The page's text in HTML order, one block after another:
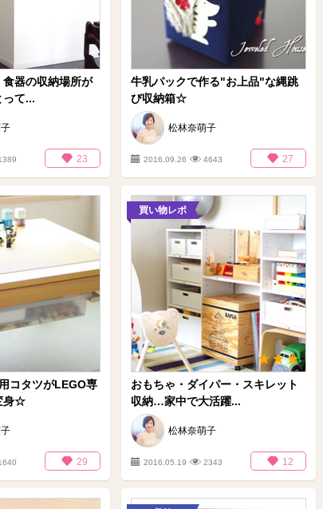
器の収納場所が
って...
23
牛乳パックで作る"お上品"な縄跳
び収納箱☆
松林奈萌子
2016.09.26 4643 27
コタツがLEGO専
身☆
29
買い物レポ
おもちゃ・ダイパー・スキレット
収納…家中で大活躍...
松林奈萌子
2016.05.19 2343 12